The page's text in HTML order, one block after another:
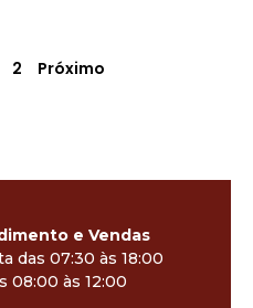
2 Próximo
e Vendas
das 07:30 às 18:00
08:00 às 12:00